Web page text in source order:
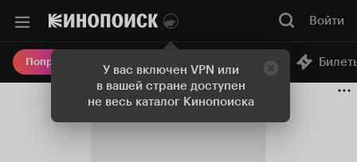
У вас включен VPN или
в вашей стране доступен
не весь каталог Кинопоиска
Войти
Попробовать Плюс Онлайн-кинотеатр